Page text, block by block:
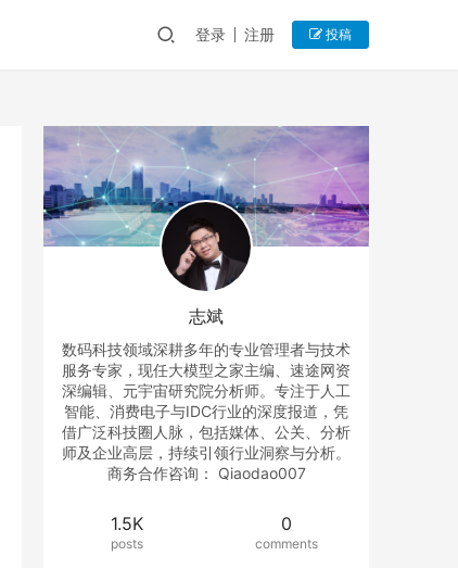
登录 注册 投稿
志斌
数码科技领域深耕多年的专业管理者与技术
服务专家，现任大模型之家主编、速途网资
深编辑、元宇宙研究院分析师。专注于人工
智能、消费电子与IDC行业的深度报道，凭
借广泛科技圈人脉，包括媒体、公关、分析
师及企业高层，持续引领行业洞察与分析。
商务合作咨询： Qiaodao007
1.5K
posts
0
comments